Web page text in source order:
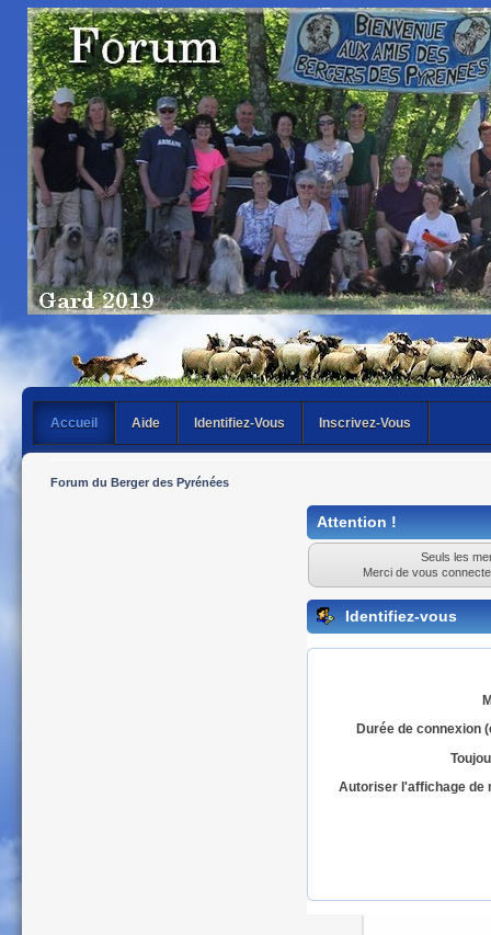
Accueil Aide Identifiez-Vous Inscrivez-Vous
Forum du Berger des Pyrénées
Attention !
Seuls les
Merci de vous
Identifiez-vous
Durée de connexion
Autoriser l'affichage de